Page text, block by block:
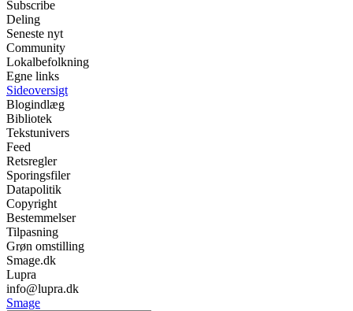
Subscribe
Deling
Seneste nyt
Community
Lokalbefolkning
Egne links
Sideoversigt
Blogindlæg
Bibliotek
Tekstunivers
Feed
Retsregler
Sporingsfiler
Datapolitik
Copyright
Bestemmelser
Tilpasning
Grøn omstilling
Smage.dk
Lupra
info@lupra.dk
Smage